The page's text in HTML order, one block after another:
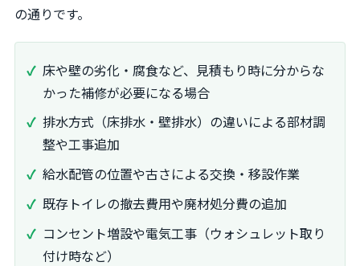
の通りです。
床や壁の劣化・腐食など、見積もり時に分からな
かった補修が必要になる場合
排水方式（床排水・壁排水）の違いによる部材調
整や工事追加
給水配管の位置や古さによる交換・移設作業
既存トイレの撤去費用や廃材処分費の追加
コンセント増設や電気工事（ウォシュレット取り
付け時など）